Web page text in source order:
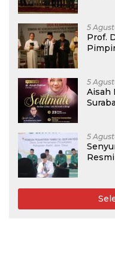
5
Prof.
5
Aisah
5